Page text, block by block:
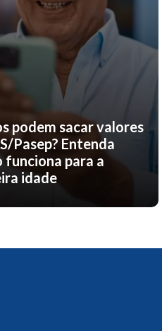
podem sacar valores
Pasep? Entenda
funciona para a
idade